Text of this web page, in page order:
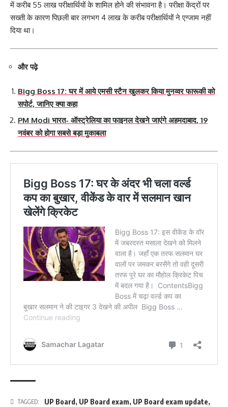
में करीब 55 लाख परीक्षार्थियों के शामिल होने की संभावना है। परीक्षा केंद्रों पर
सख्ती के कारण पिछली बार लगभग 4 लाख के करीब परीक्षार्थियों ने एग्जाम नहीं
दिया था।
और पढ़े
Bigg Boss 17: घर में आये एमसी स्टैन खुलकर किया मुनव्वर फारूकी को
सपोर्ट, जानिए क्या कहा
PM Modi भारत- ऑस्ट्रेलिया का फाइनल देखने जाएंगे अहमदाबाद, 19
नवंबर को होगा सबसे बड़ा मुकाबला
TAGGED: UP Board , UP Board exam, UP Board exam update,